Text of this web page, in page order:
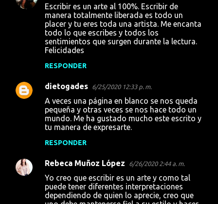
Escribir es un arte al 100%. Escribir de
manera totalmente liberada es todo un
placer y tu eres toda una artista. Me encanta
todo lo que escribes y todos los
sentimientos que surgen durante la lectura.
Felicidades
RESPONDER
dietogades 6/25/2020 12:33 p. m.
A veces una página en blanco se nos queda
pequeña y otras veces se nos hace todo un
mundo. Me ha gustado mucho este escrito y
tu manera de expresarte.
RESPONDER
Rebeca Muñoz López 6/26/2020 2:44 a. m.
Yo creo que escribir es un arte y como tal
puede tener diferentes interpretaciones
dependiendo de quien lo aprecie, creo que